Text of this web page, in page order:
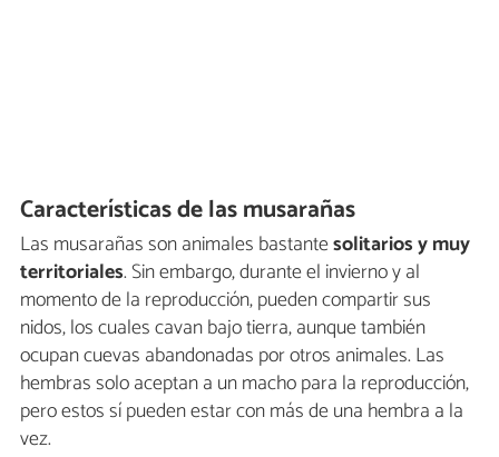
Características de las musarañas
Las musarañas son animales bastantesolitarios y muy
territoriales. Sin embargo, durante el invierno y al
momento de la reproducción, pueden compartir sus
nidos, los cuales cavan bajo tierra, aunque también
ocupan cuevas abandonadas por otros animales. Las
hembras solo aceptan a un macho para la reproducción,
pero estos sí pueden estar con más de una hembra a la
vez.